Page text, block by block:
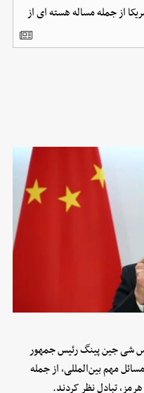
از جمله مساله هسته ای از
شی جین پینگ رئیس جمهور
مهم بین‌المللی، از جمله
تبادل نظر کردند.